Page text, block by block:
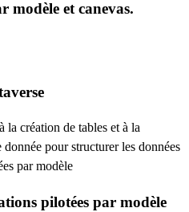
modèle et canevas.
la création de tables et à la
pour structurer les données
par modèle
pilotées par modèle